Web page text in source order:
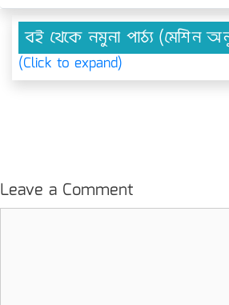
বই থেকে নমুনা পাঠ্য (মেশিন
(Click to expand)
Leave a Comment